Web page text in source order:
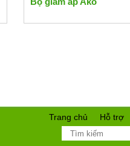
Trang chủ Hỗ trợ